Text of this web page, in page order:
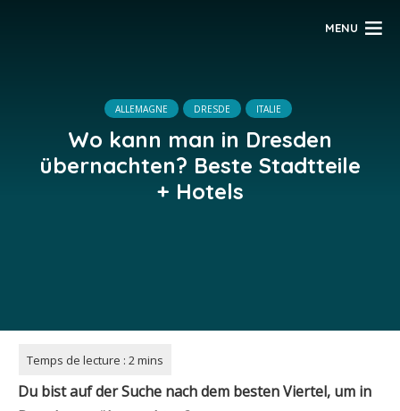
MENU
ALLEMAGNE DRESDE ITALIE
Wo kann man in Dresden
übernachten? Beste Stadtteile
+ Hotels
Du bist auf der Suche nach dem besten Viertel, um in